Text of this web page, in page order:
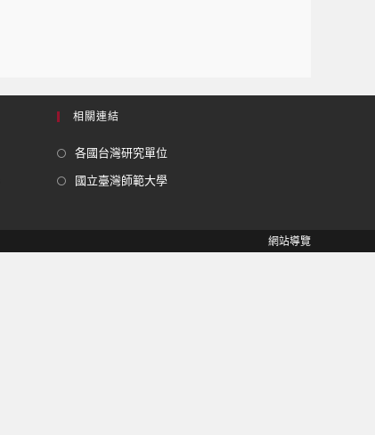
相關連結
各國台灣研究單位
國立臺灣師範大學
網站導覽